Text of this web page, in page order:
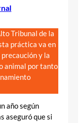
Tribunal de la
práctica va en
y la
animal por tanto
año según
aseguró que si